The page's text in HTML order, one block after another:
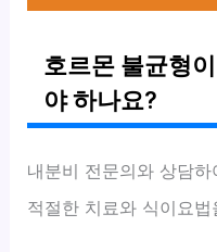
호르몬 불균형
야 하나요?
내분비 전문의와 상담
적절한 치료와 식이요